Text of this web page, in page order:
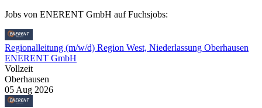
Jobs von ENERENT GmbH auf Fuchsjobs:
Regionalleitung (m/w/d) Region West, Niederlassung Oberhausen
ENERENT GmbH
Vollzeit
Oberhausen
05 Aug 2026